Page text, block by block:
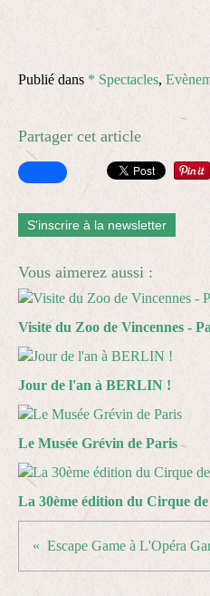
Publié dans * Spectacles,
Partager cet article
S'inscrire à la newsletter
Vous aimerez aussi :
Visite du Zoo de Vincennes -
Jour de l'an à BERLIN !
Le Musée Grévin de Paris
La 30ème édition du Cirque
Escape Game à L'Opéra